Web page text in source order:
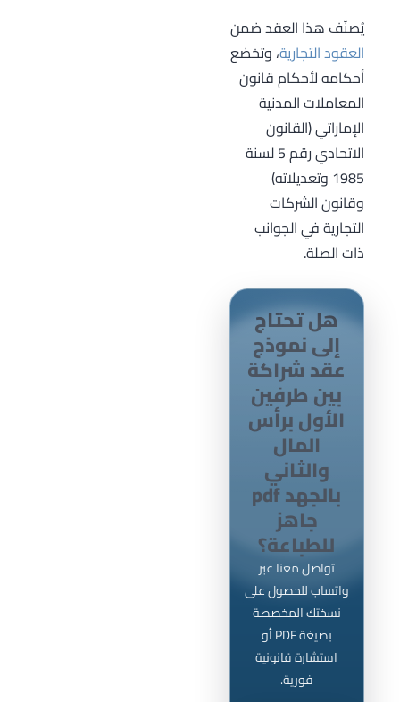
يُصنّف هذا العقد ضمن
العقود التجارية، وتخضع
أحكامه لأحكام قانون
المعاملات المدنية
الإماراتي (القانون
الاتحادي رقم 5 لسنة
1985 وتعديلاته)
وقانون الشركات
التجارية في الجوانب
ذات الصلة.
هل تحتاج
إلى نموذج
عقد شراكة
بين طرفين
الأول برأس
المال
والثاني
بالجهد pdf
جاهز
للطباعة؟
تواصل معنا عبر
واتساب للحصول على
نسختك المخصصة
بصيغة PDF أو
استشارة قانونية
فورية.